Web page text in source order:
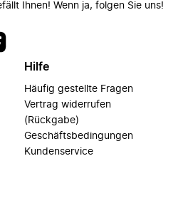
Ihnen! Wenn ja, folgen Sie uns!
Hilfe
Häufig gestellte Fragen
Vertrag widerrufen
(Rückgabe)
Geschäftsbedingungen
Kundenservice